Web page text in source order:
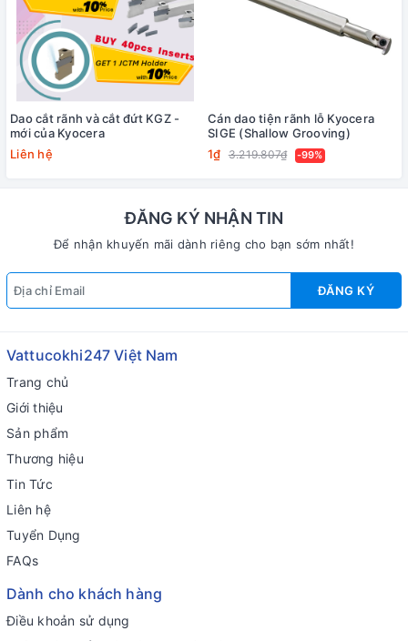
Dao cắt rãnh và cắt đứt KGZ -
mới của Kyocera
Liên hệ
Cán dao tiện rãnh lỗ Kyocera
SIGE (Shallow Grooving)
1₫ 3.219.807₫ -99%
ĐĂNG KÝ NHẬN TIN
Để nhận khuyến mãi dành riêng cho bạn sớm nhất!
ĐĂNG KÝ
Vattucokhi247 Việt Nam
Trang chủ
Giới thiệu
Sản phẩm
Thương hiệu
Tin Tức
Liên hệ
Tuyển Dụng
FAQs
Dành cho khách hàng
Điều khoản sử dụng